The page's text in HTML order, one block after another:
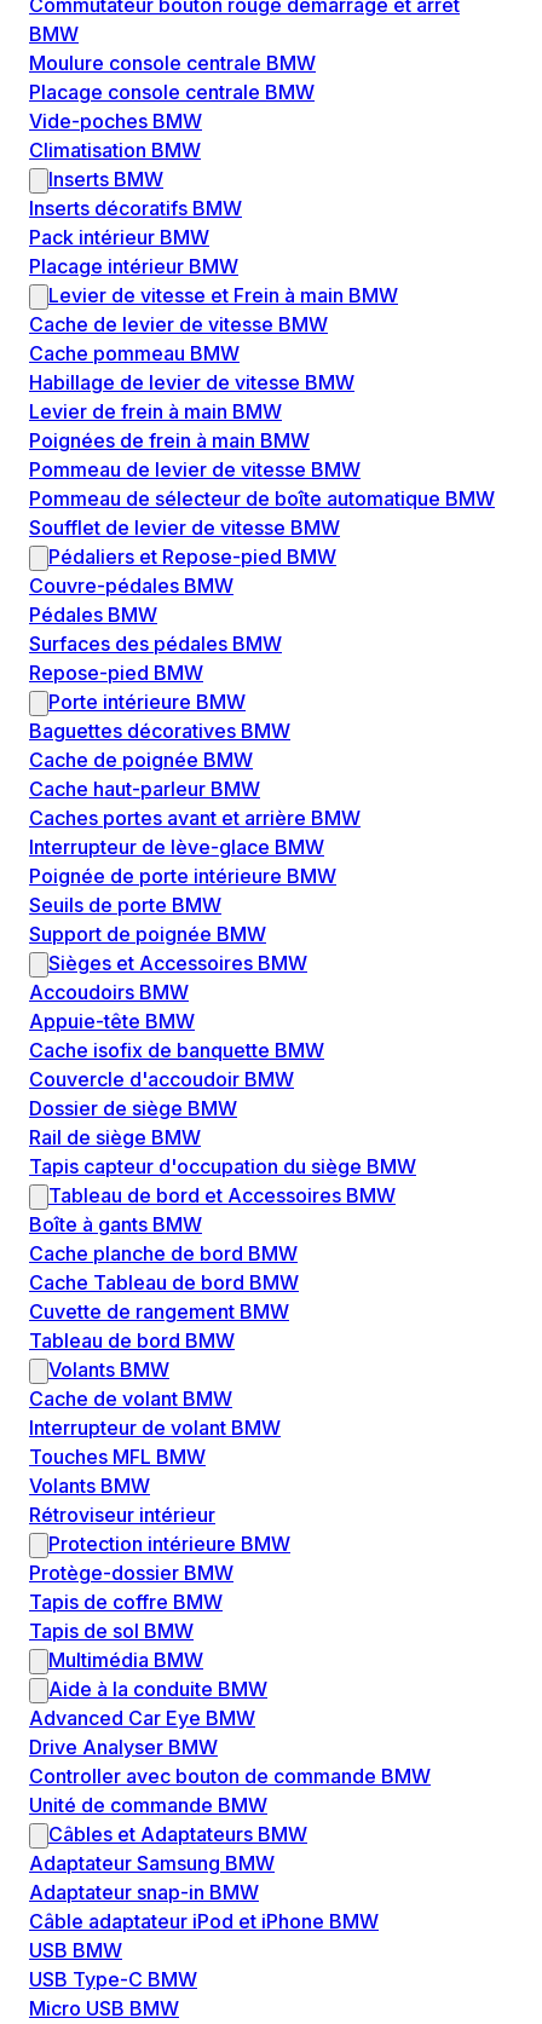
Commutateur bouton rouge démarrage et arrêt
BMW
Moulure console centrale BMW
Placage console centrale BMW
Vide-poches BMW
Climatisation BMW
Inserts BMW
Inserts décoratifs BMW
Pack intérieur BMW
Placage intérieur BMW
Levier de vitesse et Frein à main BMW
Cache de levier de vitesse BMW
Cache pommeau BMW
Habillage de levier de vitesse BMW
Levier de frein à main BMW
Poignées de frein à main BMW
Pommeau de levier de vitesse BMW
Pommeau de sélecteur de boîte automatique BMW
Soufflet de levier de vitesse BMW
Pédaliers et Repose-pied BMW
Couvre-pédales BMW
Pédales BMW
Surfaces des pédales BMW
Repose-pied BMW
Porte intérieure BMW
Baguettes décoratives BMW
Cache de poignée BMW
Cache haut-parleur BMW
Caches portes avant et arrière BMW
Interrupteur de lève-glace BMW
Poignée de porte intérieure BMW
Seuils de porte BMW
Support de poignée BMW
Sièges et Accessoires BMW
Accoudoirs BMW
Appuie-tête BMW
Cache isofix de banquette BMW
Couvercle d'accoudoir BMW
Dossier de siège BMW
Rail de siège BMW
Tapis capteur d'occupation du siège BMW
Tableau de bord et Accessoires BMW
Boîte à gants BMW
Cache planche de bord BMW
Cache Tableau de bord BMW
Cuvette de rangement BMW
Tableau de bord BMW
Volants BMW
Cache de volant BMW
Interrupteur de volant BMW
Touches MFL BMW
Volants BMW
Rétroviseur intérieur
Protection intérieure BMW
Protège-dossier BMW
Tapis de coffre BMW
Tapis de sol BMW
Multimédia BMW
Aide à la conduite BMW
Advanced Car Eye BMW
Drive Analyser BMW
Controller avec bouton de commande BMW
Unité de commande BMW
Câbles et Adaptateurs BMW
Adaptateur Samsung BMW
Adaptateur snap-in BMW
Câble adaptateur iPod et iPhone BMW
USB BMW
USB Type-C BMW
Micro USB BMW